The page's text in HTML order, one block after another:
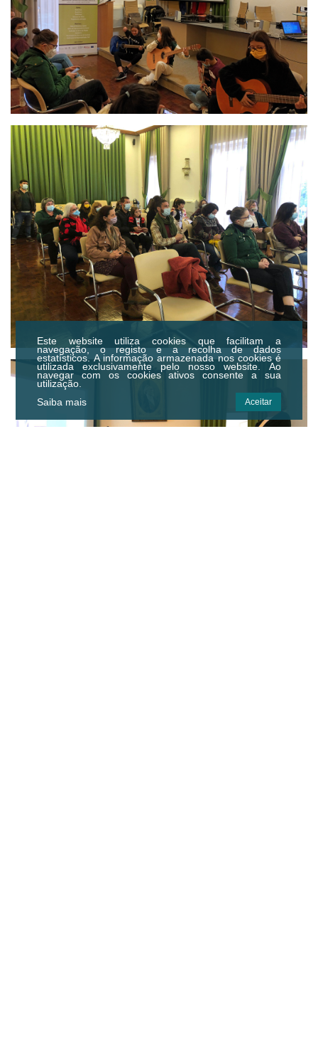
Este website utiliza cookies que facilitam a
navegação, o registo e a recolha de dados
estatísticos.A informação armazenada nos cookies é
utilizada exclusivamente pelo nosso website. Ao
navegar com os cookies ativos consente a sua
utilização.
Saiba mais
Aceitar